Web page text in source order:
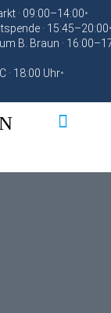
· 09:00–14:00•
· 15:45–20:00
B. Braun ·
· 18:00 Uhr•